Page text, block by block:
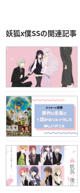
妖狐x僕SSの関連記事